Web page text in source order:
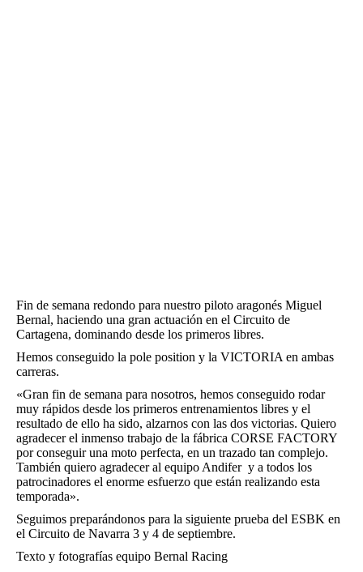
Fin de semana redondo para nuestro piloto aragonés Miguel
Bernal, haciendo una gran actuación en el Circuito de
Cartagena, dominando desde los primeros libres.
Hemos conseguido la pole position y la VICTORIA en ambas
carreras.
«Gran fin de semana para nosotros, hemos conseguido rodar
muy rápidos desde los primeros entrenamientos libres y el
resultado de ello ha sido, alzarnos con las dos victorias. Quiero
agradecer el inmenso trabajo de la fábrica CORSE FACTORY
por conseguir una moto perfecta, en un trazado tan complejo.
También quiero agradecer al equipo Andifer y a todos los
patrocinadores el enorme esfuerzo que están realizando esta
temporada».
Seguimos preparándonos para la siguiente prueba del ESBK en
el Circuito de Navarra 3 y 4 de septiembre.
Texto y fotografías equipo Bernal Racing